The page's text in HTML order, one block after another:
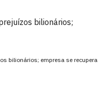
bilionários;
bilionários; empresa se recupera